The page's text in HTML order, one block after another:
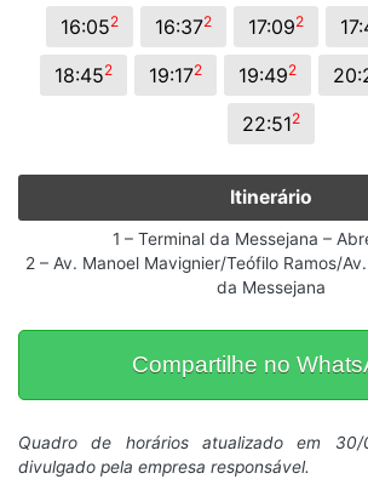
16:052 16:372 17:092
18:452 19:172 19:492
22:512
Itinerário
1 – Terminal da Messejana –
2 – Av. Manoel Mavignier/Teófilo Ramos/
da Messejana
Compartilhe no
Quadro de horários atualizado em 30/
divulgado pela empresa responsável.